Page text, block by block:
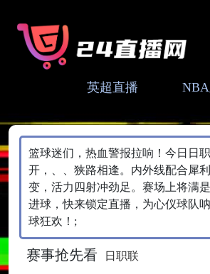
英超直播
篮球迷们，热血警报拉响！今日日
开，、、狭路相逢。内外线配合犀
变，活力四射冲劲足。赛场上将满
进球，快来锁定直播，为心仪球队
球狂欢！;
赛事抢先看 日职联